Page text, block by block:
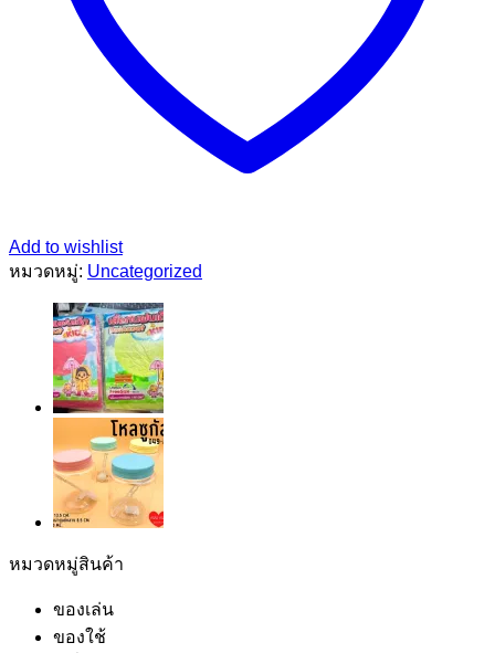
Add to wishlist
หมวดหมู่: Uncategorized
หมวดหมู่สินค้า
ของเล่น
ของใช้